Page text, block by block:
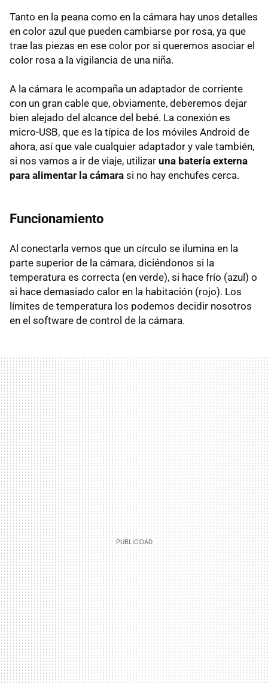
Tanto en la peana como en la cámara hay unos detalles
en color azul que pueden cambiarse por rosa, ya que
trae las piezas en ese color por si queremos asociar el
color rosa a la vigilancia de una niña.
A la cámara le acompaña un adaptador de corriente
con un gran cable que, obviamente, deberemos dejar
bien alejado del alcance del bebé. La conexión es
micro-USB, que es la típica de los móviles Android de
ahora, así que vale cualquier adaptador y vale también,
si nos vamos a ir de viaje, utilizar una batería externa
para alimentar la cámara si no hay enchufes cerca.
Funcionamiento
Al conectarla vemos que un círculo se ilumina en la
parte superior de la cámara, diciéndonos si la
temperatura es correcta (en verde), si hace frío (azul) o
si hace demasiado calor en la habitación (rojo). Los
límites de temperatura los podemos decidir nosotros
en el software de control de la cámara.